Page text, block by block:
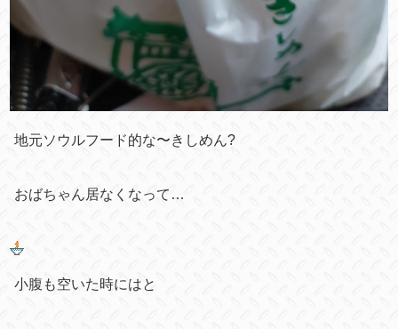
地元ソウルフード的な〜きしめん?
おばちゃん居なくなって…
小腹も空いた時にはと